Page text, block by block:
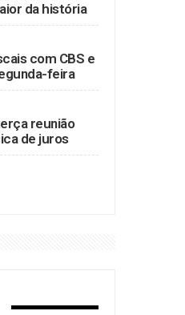
da história
com CBS e
feira
reunião
de juros